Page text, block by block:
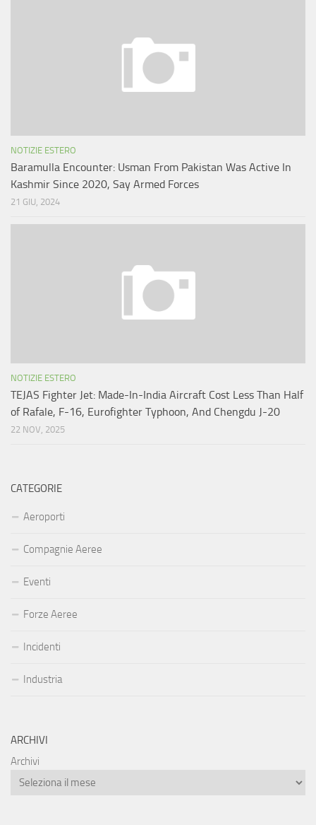
NOTIZIE ESTERO
Baramulla Encounter: Usman From Pakistan Was Active In
Kashmir Since 2020, Say Armed Forces
21 GIU, 2024
NOTIZIE ESTERO
TEJAS Fighter Jet: Made-In-India Aircraft Cost Less Than Half
of Rafale, F-16, Eurofighter Typhoon, And Chengdu J-20
22 NOV, 2025
CATEGORIE
Aeroporti
Compagnie Aeree
Eventi
Forze Aeree
Incidenti
Industria
ARCHIVI
Archivi